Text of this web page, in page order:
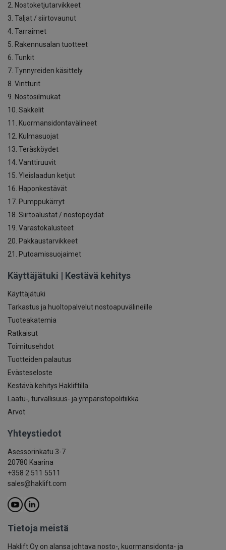
2. Nostoketjutarvikkeet
3. Taljat / siirtovaunut
4. Tarraimet
5. Rakennusalan tuotteet
6. Tunkit
7. Tynnyreiden käsittely
8. Vintturit
9. Nostosilmukat
10. Sakkelit
11. Kuormansidontavälineet
12. Kulmasuojat
13. Teräsköydet
14. Vanttiruuvit
15. Yleislaadun ketjut
16. Haponkestävät
17. Pumppukärryt
18. Siirtoalustat / nostopöydät
19. Varastokalusteet
20. Pakkaustarvikkeet
21. Putoamissuojaimet
Käyttäjätuki | Kestävä kehitys
Käyttäjätuki
Tarkastus ja huoltopalvelut nostoapuvälineille
Tuoteakatemia
Ratkaisut
Toimitusehdot
Tuotteiden palautus
Evästeseloste
Kestävä kehitys Hakliftilla
Laatu-, turvallisuus- ja ympäristöpolitiikka
Arvot
Yhteystiedot
Asessorinkatu 3-7
20780 Kaarina
+358 2 511 5511
sales@haklift.com
Tietoja meistä
Haklift Oy on alansa johtava nosto-, kuormansidonta- ja